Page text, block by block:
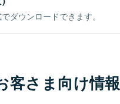
ダウンロードできます。
客さま向け情報